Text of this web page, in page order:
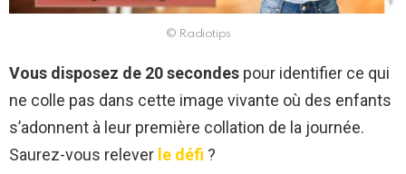
© Radiotips
Vous disposez de 20 secondes pour identifier ce qui
ne colle pas dans cette image vivante où des enfants
s’adonnent à leur première collation de la journée.
Saurez-vous relever le défi ?